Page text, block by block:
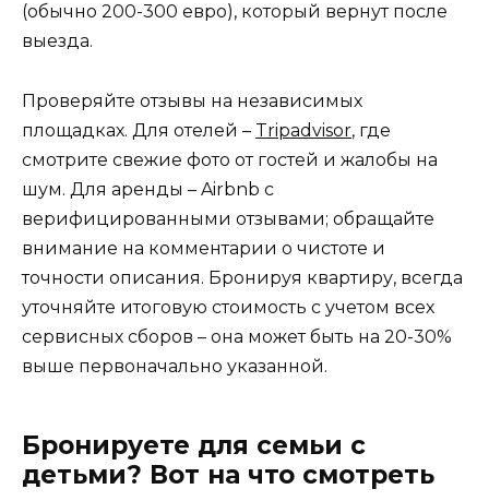
(обычно 200-300 евро), который вернут после
выезда.
Проверяйте отзывы на независимых
площадках. Для отелей – Tripadvisor, где
смотрите свежие фото от гостей и жалобы на
шум. Для аренды – Airbnb с
верифицированными отзывами; обращайте
внимание на комментарии о чистоте и
точности описания. Бронируя квартиру, всегда
уточняйте итоговую стоимость с учетом всех
сервисных сборов – она может быть на 20-30%
выше первоначально указанной.
Бронируете для семьи с
детьми? Вот на что смотреть